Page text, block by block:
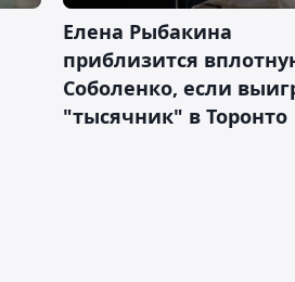
Елена Рыбакина
приблизится
Соболенко, если
"тысячник" в Торонто